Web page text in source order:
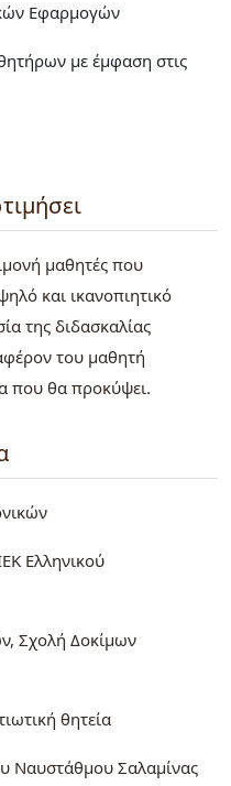
Εφαρμογών
με έμφαση στις
μαθητές που
και ικανοπιητικό
της διδασκαλίας
του μαθητή
που θα προκύψει.
Ελληνικού
Σχολή Δοκίμων
θητεία
Ναυστάθμου Σαλαμίνας